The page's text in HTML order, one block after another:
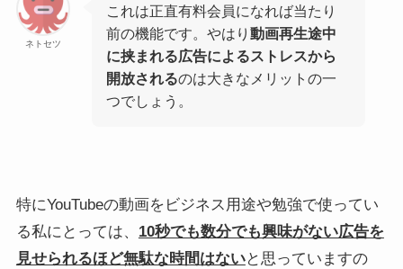
ネトセツ
これは正直有料会員になれば当たり
前の機能です。やはり動画再生途中
に挟まれる広告によるストレスから
開放されるのは大きなメリットの一
つでしょう。
特にYouTubeの動画をビジネス用途や勉強で使ってい
る私にとっては、 10秒でも数分でも興味がない広告を
見せられるほど無駄な時間はないと思っていますの